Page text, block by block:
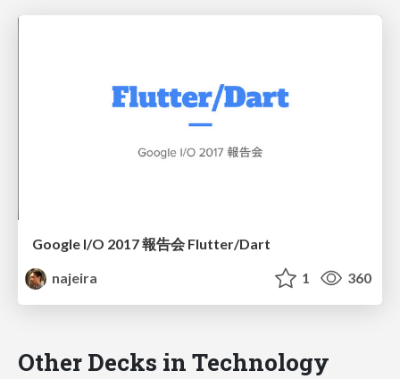
Google I/O 2017 報告会 Flutter/Dart
najeira
1 360
Other Decks in Technology